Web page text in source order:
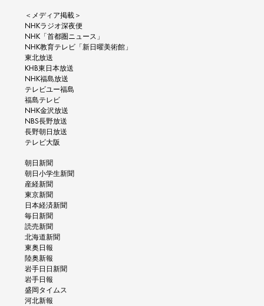
＜メディア掲載＞​
​NHKラジオ深夜便
NHK「首都圏ニュース」
NHK教育テレビ「新日曜美術館」
東北放送
KHB東日本放送
NHK福島放送
テレビユー福島
福島テレビ
NHK金沢放送
NBS長野放送
長野朝日放送
テレビ大阪
朝日新聞
朝日小学生新聞
産経新聞
東京新聞
日本経済新聞
毎日新聞
読売新聞
北海道新聞
東奥日報
陸奥新報
岩手日日新聞
岩手日報
盛岡タイムス
河北新報